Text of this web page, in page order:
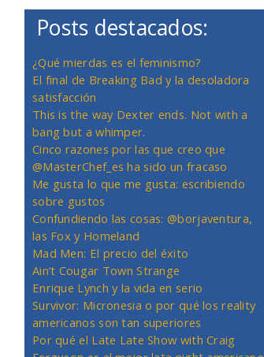
Posts destacados:
¿Qué mierdas es el feminismo?
El final de Breaking Bad y la desoladora
satisfacción
This is the way Dexter ends. Not with a
bang but a whimper.
Cinco razones por las que creo que
@MasterChef_es ha sido un fracaso
Me gusta lo que me gusta: escribiendo
sobre gustos
Confundiendo las cosas: @borjaventura,
las Fox y Homeland
Mad Men: El precio del éxito
Ain’t Cougar Town Strange
Enrique Lynch y la vida en serio
Survivor: Micronesia o por qué los reality
americanos son tan superiores
Por qué el Late Late Show with Craig